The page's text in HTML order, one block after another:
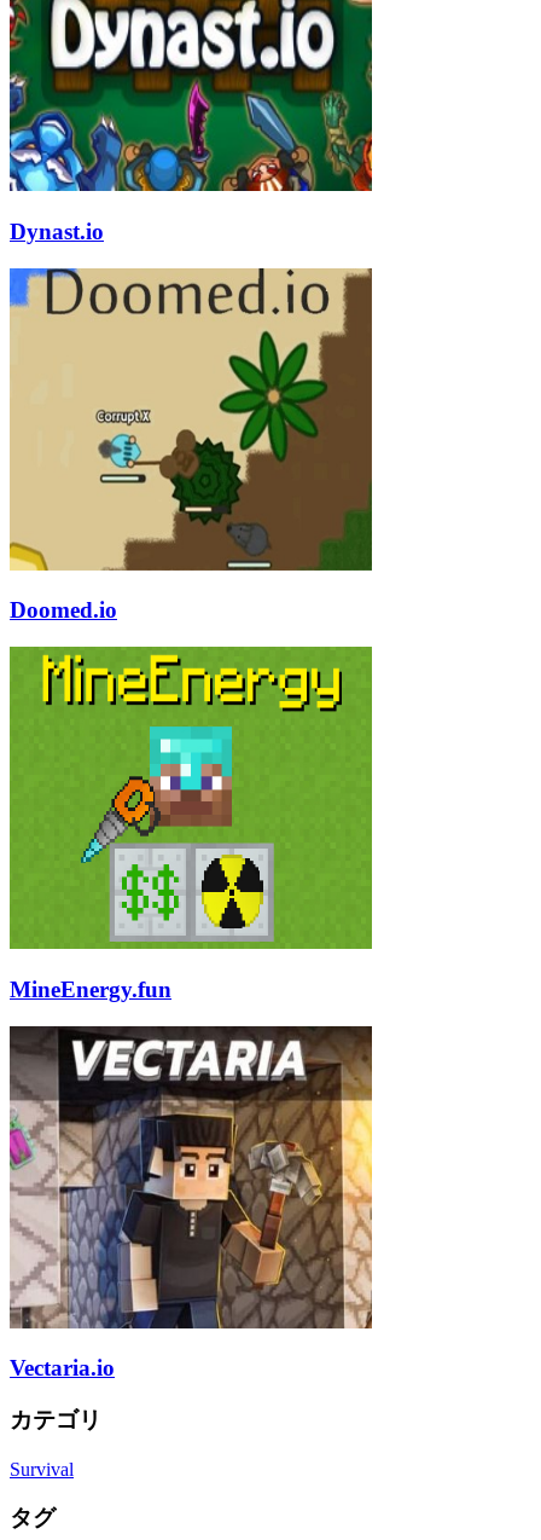
Dynast.io
Doomed.io
MineEnergy.fun
Vectaria.io
カテゴリ
Survival
タグ